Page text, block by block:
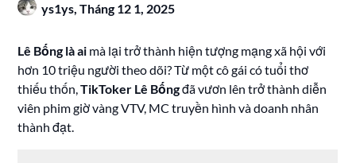
ys1ys,Tháng 12 1, 2025
Lê Bống là ai mà lại trở thành hiện tượng mạng xã hội với
hơn 10 triệu người theo dõi? Từ một cô gái có tuổi thơ
thiếu thốn,TikToker Lê Bốngđã vươn lên trở thành diễn
viên phim giờ vàng VTV, MC truyền hình và doanh nhân
thành đạt.